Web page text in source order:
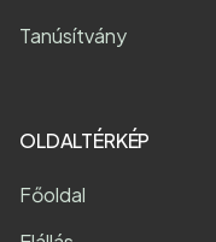
Tanúsítvány
OLDALTÉRKÉP
Főoldal